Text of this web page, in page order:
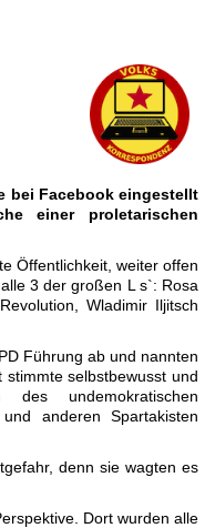
bei Facebook eingestellt
einer proletarischen
Öffentlichkeit, weiter offen
3 der großen L s`: Rosa
Wladimir Iljitsch
Führung ab und nannten
selbstbewusst und
undemokratischen
anderen Spartakisten
denn sie wagten es
Dort wurden alle